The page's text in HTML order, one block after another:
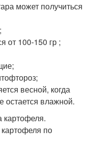
может получиться
от 100-150 гр ;
весной, когда
остается влажной.